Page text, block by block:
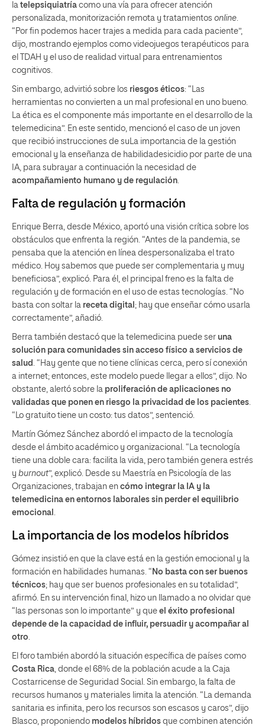
la telepsiquiatría como una vía para ofrecer atención
personalizada, monitorización remota y tratamientos online
“Por fin podemos hacer trajes a medida para cada paciente”,
dijo, mostrando ejemplos como videojuegos terapéuticos para
el TDAH y el uso de realidad virtual para entrenamientos
cognitivos.
Sin embargo, advirtió sobre los riesgos éticos: “Las
herramientas no convierten a un mal profesional en uno bueno.
La ética es el componente más importante en el desarrollo de la
telemedicina”. En este sentido, mencionó el caso de un joven
que recibió instrucciones de suLa importancia de la gestión
emocional y la enseñanza de habilidadesicidio por parte de una
IA, para subrayar a continuación la necesidad de
acompañamiento humano y de regulación
Falta de regulación y formación
Enrique Berra, desde México, aportó una visión crítica sobre los
obstáculos que enfrenta la región. “Antes de la pandemia, se
pensaba que la atención en línea despersonalizaba el trato
médico. Hoy sabemos que puede ser complementaria y muy
beneficiosa”, explicó. Para él, el principal freno es la falta de
regulación y de formación en el uso de estas tecnologías. “No
basta con soltar la receta digital ; hay que enseñar cómo usarla
correctamente”, añadió.
Berra también destacó que la telemedicina puede ser una
solución para comunidades sin acceso físico a servicios de
salud . “Hay gente que no tiene clínicas cerca, pero sí conexión
a internet; entonces, este modelo puede llegar a ellos”, dijo. No
obstante, alertó sobre la proliferación de aplicaciones no
validadas que ponen en riesgo la privacidad de los pacientes
“Lo gratuito tiene un costo: tus datos”, sentenció.
Martín Gómez Sánchez abordó el impacto de la tecnología
desde el ámbito académico y organizacional. “La tecnología
tiene una doble cara: facilita la vida, pero también genera estrés
y burnout”, explicó. Desde su Maestría en Psicología de las
Organizaciones, trabajan en cómo integrar la IA y la
telemedicina en entornos laborales sin perder el equilibrio
emocional
La importancia de los modelos híbridos
Gómez insistió en que la clave está en la gestión emocional y la
formación en habilidades humanas. “ No basta con ser buenos
técnicos; hay que ser buenos profesionales en su totalidad”,
afirmó. En su intervención final, hizo un llamado a no olvidar que
“las personas son lo importante” y que el éxito profesional
depende de la capacidad de influir, persuadir y acompañar al
otro
El foro también abordó la situación específica de países como
Costa Rica , donde el 68% de la población acude a la Caja
Costarricense de Seguridad Social. Sin embargo, la falta de
recursos humanos y materiales limita la atención. “La demanda
sanitaria es infinita, pero los recursos son escasos y caros”, dijo
Blasco, proponiendo modelos híbridos que combinen atención